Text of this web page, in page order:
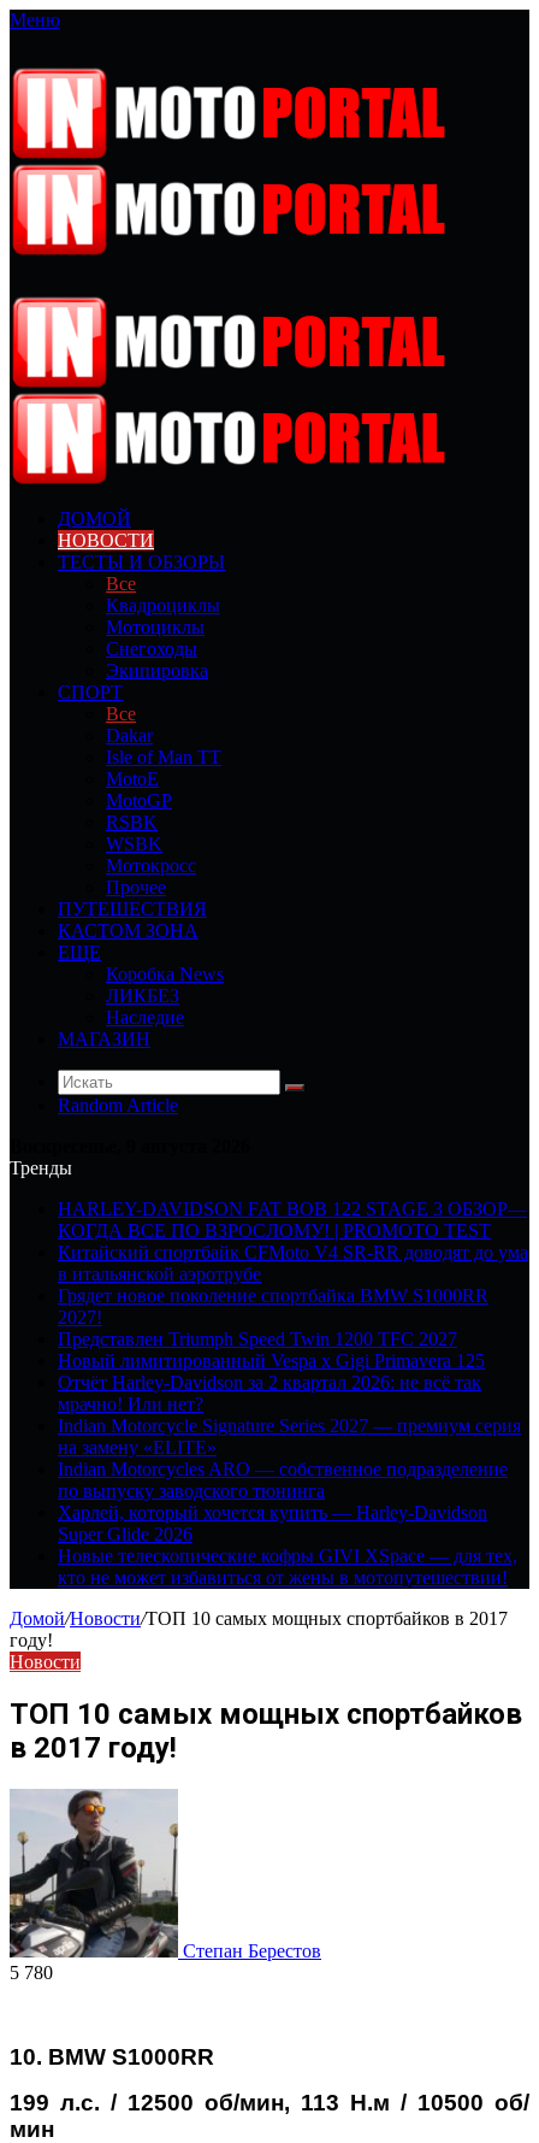
Меню
ДОМОЙ
НОВОСТИ
ТЕСТЫ И ОБЗОРЫ
Все
Квадроциклы
Мотоциклы
Снегоходы
Экипировка
СПОРТ
Все
Dakar
Isle of Man TT
MotoE
MotoGP
RSBK
WSBK
Мотокросс
Прочее
ПУТЕШЕСТВИЯ
КАСТОМ ЗОНА
ЕЩЕ
Коробка News
ЛИКБЕЗ
Наследие
МАГАЗИН
Random Article
Тренды
HARLEY-DAVIDSON FAT BOB 122 STAGE 3 ОБЗОР—
КОГДА ВСЕ ПО ВЗРОСЛОМУ! | PROMOTO TEST
Китайский спортбайк CFMoto V4 SR-RR доводят до ума
в итальянской аэротрубе
Грядет новое поколение спортбайка BMW S1000RR
2027!
Представлен Triumph Speed Twin 1200 TFC 2027
Новый лимитированный Vespa x Gigi Primavera 125
Отчёт Harley-Davidson за 2 квартал 2026: не всё так
мрачно! Или нет?
Indian Motorcycle Signature Series 2027 — премиум серия
на замену «ELITE»
Indian Motorcycles ARO — собственное подразделение
по выпуску заводского тюнинга
Харлей, который хочется купить — Harley-Davidson
Super Glide 2026
Новые телескопические кофры GIVI XSpace — для тех,
кто не может избавиться от жены в мотопутешествии!
Домой/Новости/ТОП 10 самых мощных спортбайков в 2017
году!
Новости
ТОП 10 самых мощных спортбайков
в 2017 году!
Степан Берестов
5 780
10. BMW S1000RR
199 л.с. / 12500 об/мин, 113 Н.м / 10500 об/
мин